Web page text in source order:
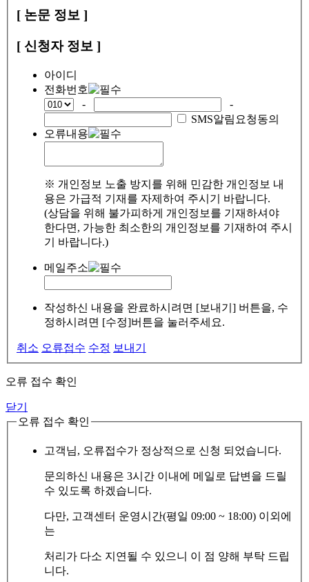
[ 논문 정보 ]
[ 신청자 정보 ]
아이디
전화번호
-
-
SMS알림요청동의
오류내용
※ 개인정보 노출 방지를 위해 민감한 개인정보 내
용은 가급적 기재를 자제하여 주시기 바랍니다.
(상담을 위해 불가피하게 개인정보를 기재하셔야
한다면, 가능한 최소한의 개인정보를 기재하여 주시
기 바랍니다.)
메일주소
작성하신 내용을 완료하시려면 [보내기] 버튼을, 수
정하시려면 [수정]버튼을 눌러주세요.
취소 오류접수 수정 보내기
오류 접수 확인
닫기
오류 접수 확인
고객님, 오류접수가 정상적으로 신청 되었습니다.
문의하신 내용은 3시간 이내에 메일로 답변을 드릴
수 있도록 하겠습니다.
다만, 고객센터 운영시간(평일 09:00 ~ 18:00) 이외에
는
처리가 다소 지연될 수 있으니 이 점 양해 부탁 드립
니다.